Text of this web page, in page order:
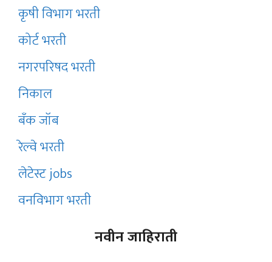
कृषी विभाग भरती
कोर्ट भरती
नगरपरिषद भरती
निकाल
बँक जॉब
रेल्वे भरती
लेटेस्ट jobs
वनविभाग भरती
नवीन जाहिराती